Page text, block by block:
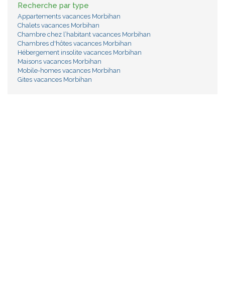
Recherche par type
Appartements vacances Morbihan
Chalets vacances Morbihan
Chambre chez l’habitant vacances Morbihan
Chambres d'hôtes vacances Morbihan
Hébergement insolite vacances Morbihan
Maisons vacances Morbihan
Mobile-homes vacances Morbihan
Gites vacances Morbihan